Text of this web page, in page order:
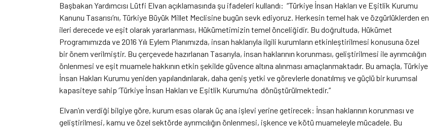
Başbakan Yardımcısı Lütfi Elvan açıklamasında şu ifadeleri kullandı: “Türkiye İnsan Hakları ve Eşitlik Kurumu
Kanunu Tasarısı’nı, Türkiye Büyük Millet Meclisine bugün sevk ediyoruz. Herkesin temel hak ve özgürlüklerden en
ileri derecede ve eşit olarak yararlanması, Hükümetimizin temel önceliğidir. Bu doğrultuda, Hükümet
Programımızda ve 2016 Yılı Eylem Planımızda, insan haklarıyla ilgili kurumların etkinleştirilmesi konusuna özel
bir önem verilmiştir. Bu çerçevede hazırlanan Tasarıyla, insan haklarının korunması, geliştirilmesi ile ayrımcılığın
önlenmesi ve eşit muamele hakkının etkin şekilde güvence altına alınması amaçlanmaktadır. Bu amaçla, Türkiye
İnsan Hakları Kurumu yeniden yapılandırılarak, daha geniş yetki ve görevlerle donatılmış ve güçlü bir kurumsal
kapasiteye sahip ‘Türkiye İnsan Hakları ve Eşitlik Kurumu’na dönüştürülmektedir.”
Elvan’ın verdiği bilgiye göre, kurum esas olarak üç ana işlevi yerine getirecek: İnsan haklarının korunması ve
geliştirilmesi, kamu ve özel sektörde ayrımcılığın önlenmesi, işkence ve kötü muameleyle mücadele. Bu